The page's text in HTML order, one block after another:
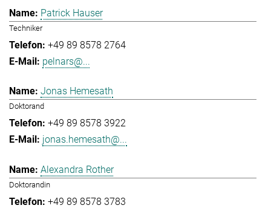
Patrick Hauser
Techniker
+49 89 8578 2764
pelnars@...
Jonas Hemesath
Doktorand
+49 89 8578 3922
jonas.hemesath@...
Alexandra Rother
Doktorandin
+49 89 8578 3783